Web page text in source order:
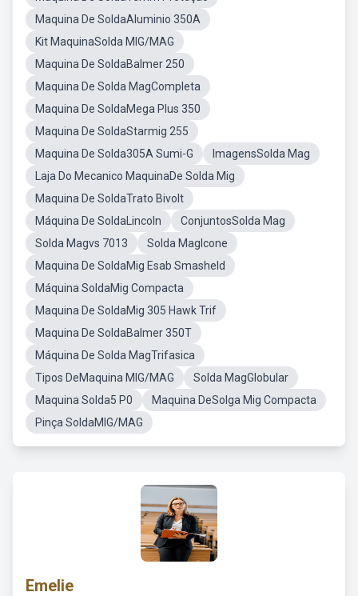
Maquina De SoldaAluminio 350A
Kit MaquinaSolda MIG/MAG
Maquina De SoldaBalmer 250
Maquina De Solda MagCompleta
Maquina De SoldaMega Plus 350
Maquina De SoldaStarmig 255
Maquina De Solda305A Sumi-G
ImagensSolda Mag
Laja Do Mecanico MaquinaDe Solda Mig
Maquina De SoldaTrato Bivolt
Máquina De SoldaLincoln
ConjuntosSolda Mag
Solda Magvs 7013
Solda MagIcone
Maquina De SoldaMig Esab Smasheld
Máquina SoldaMig Compacta
Maquina De SoldaMig 305 Hawk Trif
Maquina De SoldaBalmer 350T
Máquina De Solda MagTrifasica
Tipos DeMaquina MIG/MAG
Solda MagGlobular
Maquina Solda5 P0
Maquina DeSolga Mig Compacta
Pinça SoldaMIG/MAG
Emelie